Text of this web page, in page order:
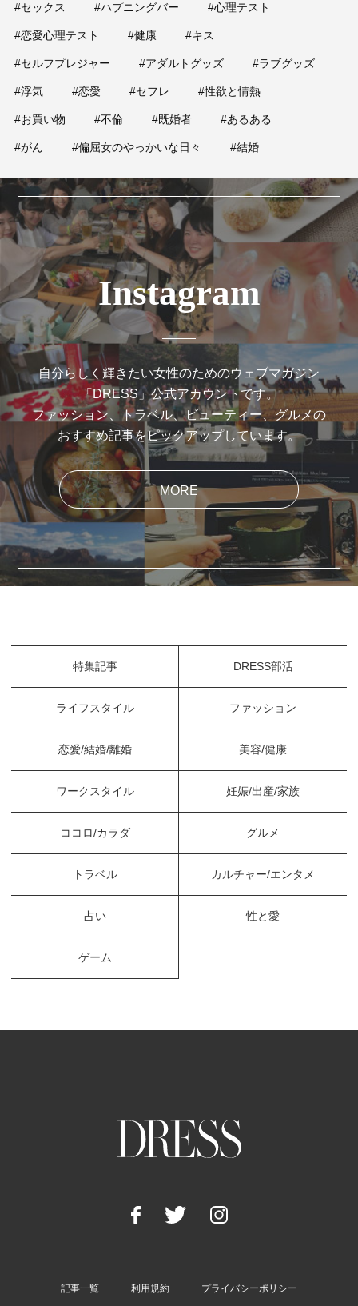
#セックス #ハプニングバー #心理テスト
#恋愛心理テスト #健康 #キス
#セルフプレジャー #アダルトグッズ #ラブグッズ
#浮気 #恋愛 #セフレ #性欲と情熱
#お買い物 #不倫 #既婚者 #あるある
#がん #偏屈女のやっかいな日々 #結婚
Instagram
自分らしく輝きたい女性のためのウェブマガジン
「DRESS」公式アカウントです。
ファッション、トラベル、ビューティー、グルメの
おすすめ記事をピックアップしています。
MORE
特集記事 DRESS部活
ライフスタイル ファッション
恋愛/結婚/離婚 美容/健康
ワークスタイル 妊娠/出産/家族
ココロ/カラダ グルメ
トラベル カルチャー/エンタメ
占い 性と愛
ゲーム
記事一覧 利用規約 プライバシーポリシー